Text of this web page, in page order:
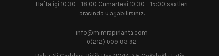
Hafta içi 10:30 - 18:00 Cumartesi 10:30 - 15:00 saatleri
arasında ulaşabilirsiniz.
info@mimrapirlanta.com
0(212) 909 93 92